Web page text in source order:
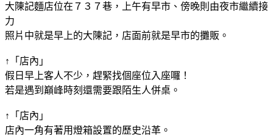
大陳記麵店位在７３７巷，上午有早市、傍晚則由夜市繼續接
力
照片中就是早上的大陳記，店面前就是早市的攤販。
↑「店內」
假日早上客人不少，趕緊找個座位入座囉！
若是遇到巔峰時刻還需要跟陌生人併桌。
↑「店內」
店內一角有著用燈箱設置的歷史沿革。